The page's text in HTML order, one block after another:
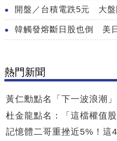
開盤／台積電跌5元 大盤
韓觸發熔斷日股也倒 美
熱門新聞
黃仁勳點名「下一波浪潮
杜金龍點名：「這檔權值
記憶體二哥重挫近5%！這